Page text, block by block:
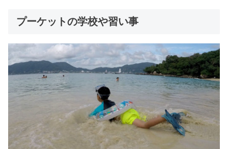
プーケットの学校や習い事